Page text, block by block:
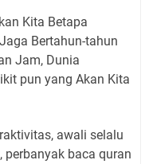
Kita Betapa
Bertahun-tahun
Jam, Dunia
pun yang Akan Kita
awali selalu
perbanyak baca quran